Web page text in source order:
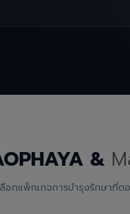
&
อกแพ็กเกจการบำรุงรักษาที่